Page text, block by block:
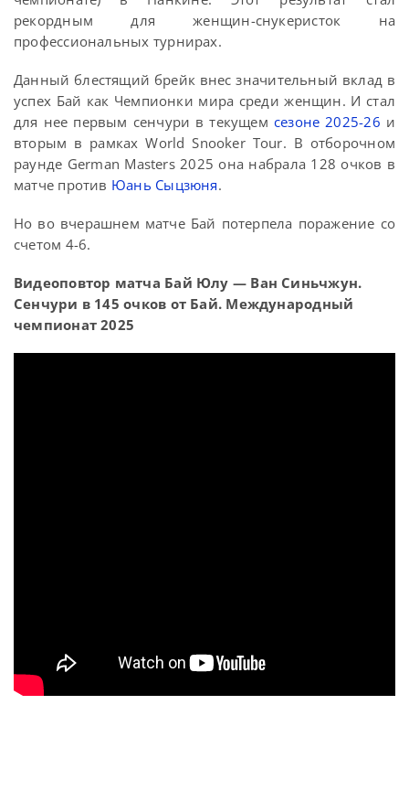
рекордным для женщин-снукеристок на
профессиональных турнирах.
Данный блестящий брейк внес значительный вклад в
успех Бай как Чемпионки мира среди женщин. И стал
для нее первым сенчури в текущем сезоне 2025-26 и
вторым в рамках World Snooker Tour. В отборочном
раунде German Masters 2025 она набрала 128 очков в
матче против Юань Сыцзюня.
Но во вчерашнем матче Бай потерпела поражение со
счетом 4-6.
Видеоповтор матча Бай Юлу — Ван Синьчжун.
Сенчури в 145 очков от Бай. Международный
чемпионат 2025